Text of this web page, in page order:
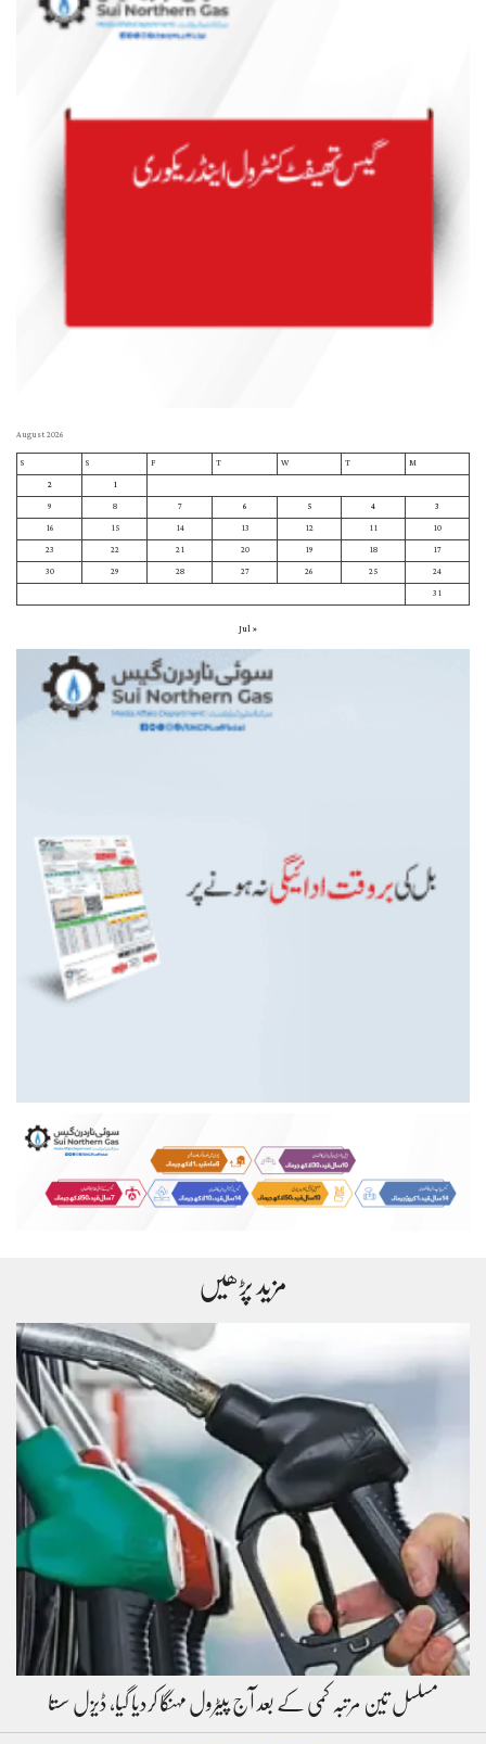
August 2026
M
T
W
T
F
S
S
1
2
3
4
5
6
7
8
9
10
11
12
13
14
15
16
17
18
19
20
21
22
23
24
25
26
27
28
29
30
31
« Jul
مزید پڑھیں
مسلسل تین مرتبہ کمی کے بعد آج پیٹرول مہنگا کردیا گیا، ڈیزل سستا